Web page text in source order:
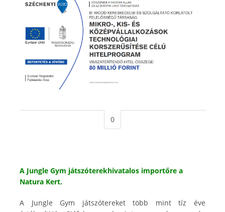
0
A Jungle Gym játszóterekhivatalos importőre a
Natura Kert.
A Jungle Gym játszótereket több mint tíz éve